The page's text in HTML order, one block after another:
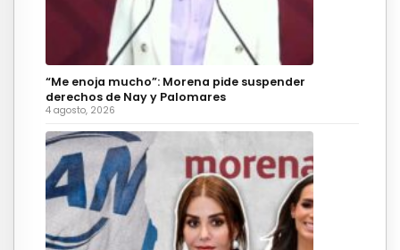
“Me enoja mucho”: Morena pide suspender
derechos de Nay y Palomares
4 agosto, 2026